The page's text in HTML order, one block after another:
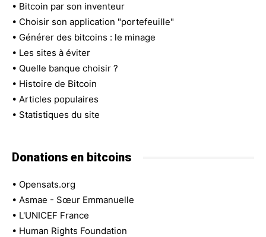
• Bitcoin par son inventeur
• Choisir son application "portefeuille"
• Générer des bitcoins : le minage
• Les sites à éviter
• Quelle banque choisir ?
• Histoire de Bitcoin
• Articles populaires
• Statistiques du site
Donations en bitcoins
• Opensats.org
• Asmae - Sœur Emmanuelle
• L'UNICEF France
• Human Rights Foundation